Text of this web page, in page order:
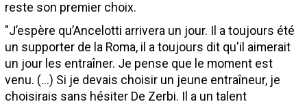
reste son premier choix.
"J’espère qu’Ancelotti arrivera un jour. Il a toujours été
un supporter de la Roma, il a toujours dit qu'il aimerait
un jour les entraîner. Je pense que le moment est
venu. (...) Si je devais choisir un jeune entraîneur, je
choisirais sans hésiter De Zerbi. Il a un talent
Tableau transferts L1
Taille de la police
Paramètrages / Options